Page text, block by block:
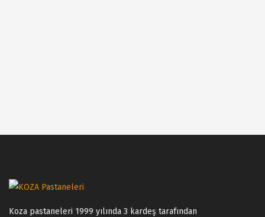
Koza pastaneleri 1999 yılında 3 kardeş tarafından